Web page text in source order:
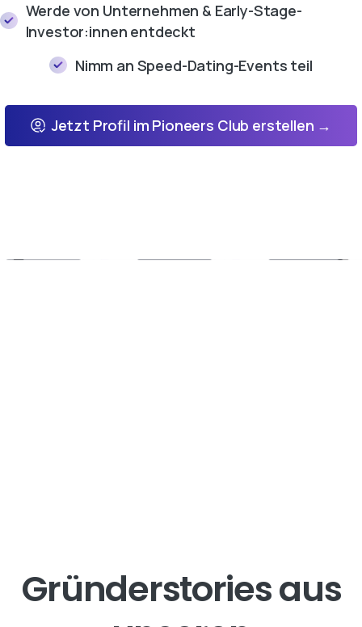
Werde von Unternehmen & Early-Stage-
Investor:innen entdeckt
Nimm an Speed-Dating-Events teil
Jetzt Profil im Pioneers Club erstellen →
Gründerstories aus